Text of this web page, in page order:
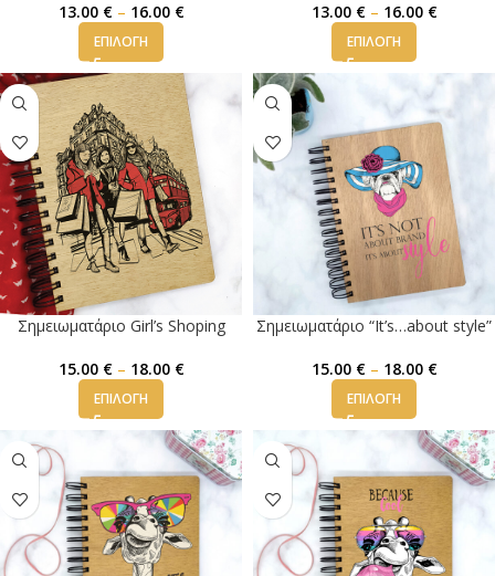
13.00 € – 16.00 €
ΕΠΙΛΟΓΉ
13.00 € – 16.00 €
ΕΠΙΛΟΓΉ
Σημειωματάριο Girl’s Shoping
15.00 € – 18.00 €
ΕΠΙΛΟΓΉ
Σημειωματάριο “It’s…about style”
15.00 € – 18.00 €
ΕΠΙΛΟΓΉ